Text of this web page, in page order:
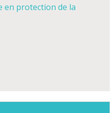
en protection de la